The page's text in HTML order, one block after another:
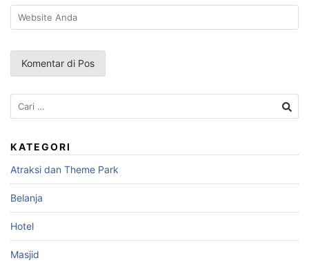
Cari
untuk:
KATEGORI
Atraksi dan Theme Park
Belanja
Hotel
Masjid